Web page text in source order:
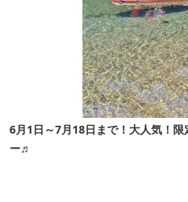
6月1日～7月18日まで！大人気！
ー♬